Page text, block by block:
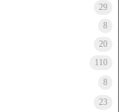
29
8
20
110
8
23